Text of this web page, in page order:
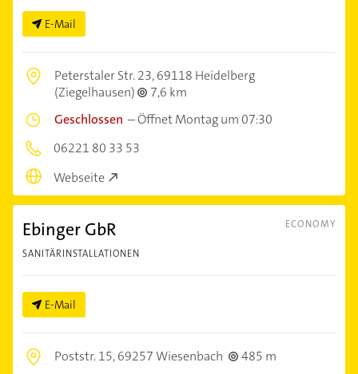
E-Mail
Peterstaler Str. 23,69118 Heidelberg
(Ziegelhausen)
7,6 km
Geschlossen –Öffnet Montag um 07:30
06221 80 33 53
Webseite
ECONOMY
Ebinger GbR
SANITÄRINSTALLATIONEN
E-Mail
Poststr. 15,69257 Wiesenbach
485 m